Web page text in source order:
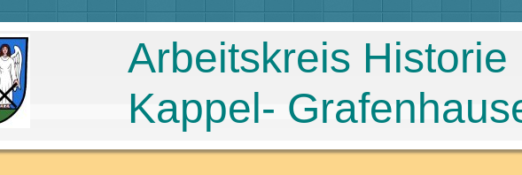
Arbeitskreis Historie
Kappel-